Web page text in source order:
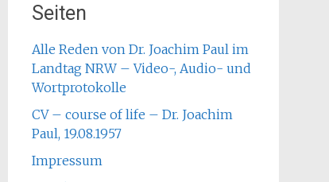
Seiten
Alle Reden von Dr. Joachim Paul im
Landtag NRW – Video-, Audio- und
Wortprotokolle
CV – course of life – Dr. Joachim
Paul, 19.08.1957
Impressum